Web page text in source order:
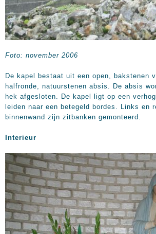
Foto: november 2006
De kapel bestaat uit een open, bakstenen
halfronde, natuurstenen absis. De absis
hek afgesloten. De kapel ligt op een
leiden naar een betegeld bordes. Links en
binnenwand zijn zitbanken gemonteerd.
Interieur